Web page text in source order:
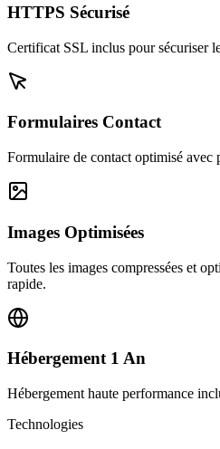
HTTPS Sécurisé
Certificat SSL inclus pour sécuriser
Formulaires Contact
Formulaire de contact optimisé avec
Images Optimisées
Toutes les images compressées et
rapide.
Hébergement 1 An
Hébergement haute performance
Technologies